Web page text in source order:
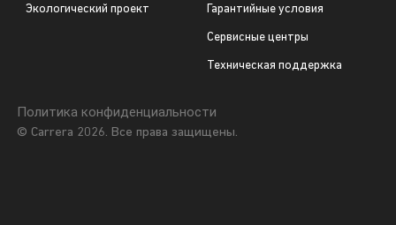
Экологический проект Гарантийные условия
Сервисные центры
Техническая поддержка
© Carrera 2026. Все права защищены.
Политика конфиденциальности